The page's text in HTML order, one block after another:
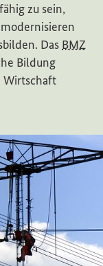
zu sein,
Das BMZ
Bildung
Wirtschaft